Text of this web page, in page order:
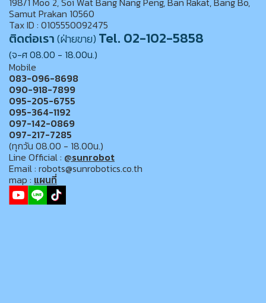
Samut Prakan 10560
Tax ID : 0105550092475
ติดต่อเรา(ฝ่ายขาย) Tel. 02-102-5858
(จ-ศ 08.00 - 18.00น.)
Mobile
083-096-8698
090-918-7899
095-205-6755
095-364-1192
097-142-0869
097-217-7285
(ทุกวัน 08.00 - 18.00น.)
Line Official : @sunrobot
Email : robots@sunrobotics.co.th
map : แผนที่